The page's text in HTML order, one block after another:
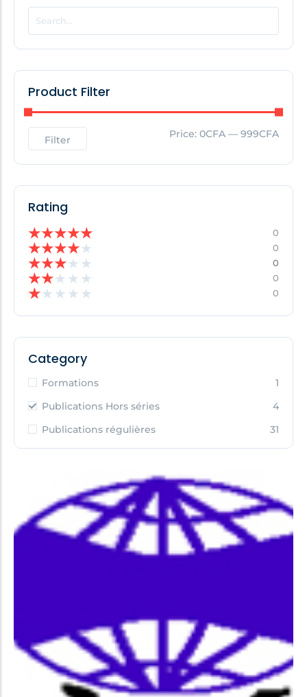
POPULAR THIS WEEK
No Posts Found!
No Posts Found!
Product Filter
Filter Price: 0CFA — 999CFA
Rating
★★★★★ 0
★★★★★ 0
★★★★ ★ 0
★★★ ★ ★ 0
★★ ★ ★ ★ 0
Category
Formations
1
Publications Hors séries
4
Publications régulières
31